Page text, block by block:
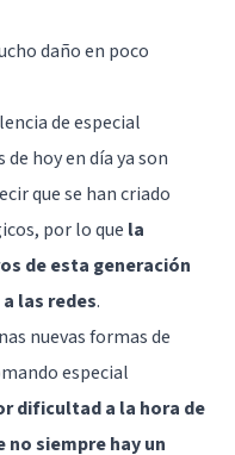
daño en poco
de especial
hoy en día ya son
que se han criado
por lo que la
de esta generación
las redes.
nuevas formas de
especial
dificultad a la hora de
siempre hay un